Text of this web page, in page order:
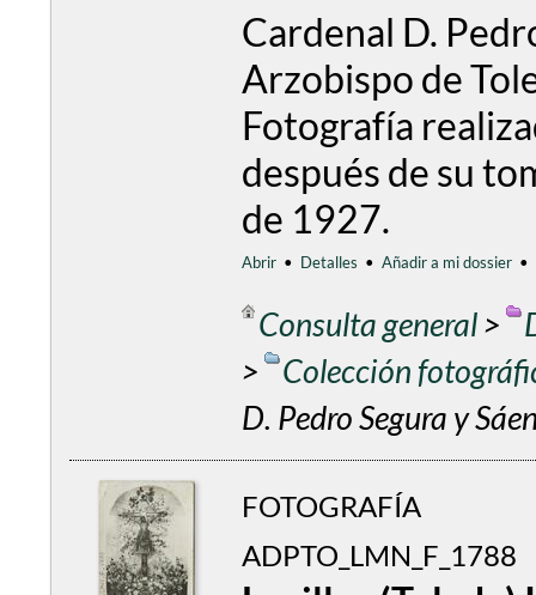
Cardenal D.
Arzobispo de
Fotografía
después de su
de 1927.
Abrir • Detalles • Añadir a mi dossier •
Consulta general>
>
Colección
D. Pedro Segura y
FOTOGRAFÍA
ADPTO_LMN_F_1788